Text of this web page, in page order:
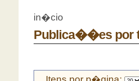
in�cio
Publica��es por